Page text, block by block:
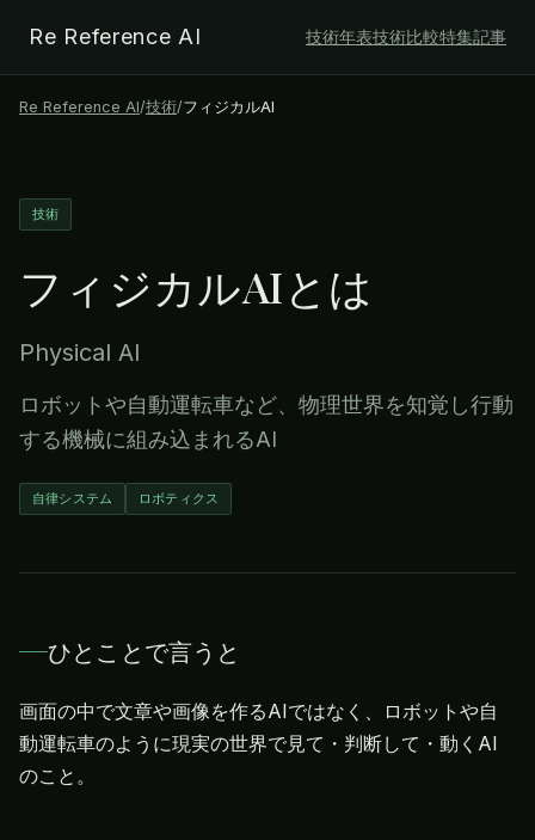
Re Reference AI 技術年表技術比較特集記事
Re Reference AI/技術/フィジカルAI
技術
フィジカルAIとは
Physical AI
ロボットや自動運転車など、物理世界を知覚し行動
する機械に組み込まれるAI
自律システム ロボティクス
ひとことで言うと
画面の中で文章や画像を作るAIではなく、ロボットや自
動運転車のように現実の世界で見て・判断して・動くAI
のこと。